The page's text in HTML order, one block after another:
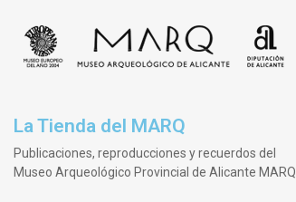
La Tienda del MARQ
Publicaciones, reproducciones y recuerdos del
Museo Arqueológico Provincial de Alicante MARQ